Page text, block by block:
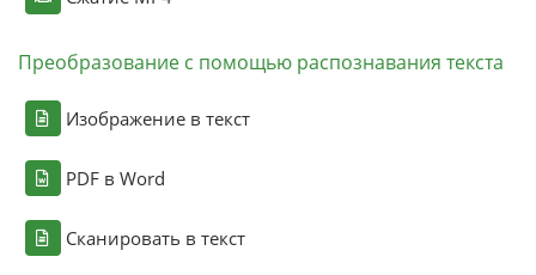
Преобразование с помощью распознавания текста
Изображение в текст
PDF в Word
Сканировать в текст